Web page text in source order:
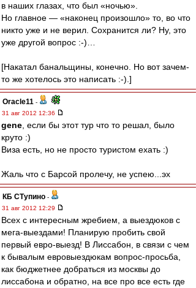
в наших глазах, что был «ночью».
Но главное — «наконец произошло» то, во что
никто уже и не верил. Сохранится ли? Ну, это
уже другой вопрос :-)…
[Накатал банальщины, конечно. Но вот зачем-
то же хотелось это написать :-).]
Oracle11 -
31 авг 2012 12:36
gene , если бы этот тур что то решал, было
круто :)
Виза есть, но не просто туристом ехать :)
Жаль что с Барсой пролечу, не успею...эх
КБ СТупино -
31 авг 2012 12:29
Всех с интересным жребием, а выездюков с
мега-выездами! Планирую пробить свой
первый евро-выезд! В Лиссабон, в связи с чем
к бывалым евровыездюкам вопрос-просьба,
как бюджетнее добраться из москвы до
лиссабона и обратно, на все про все есть где